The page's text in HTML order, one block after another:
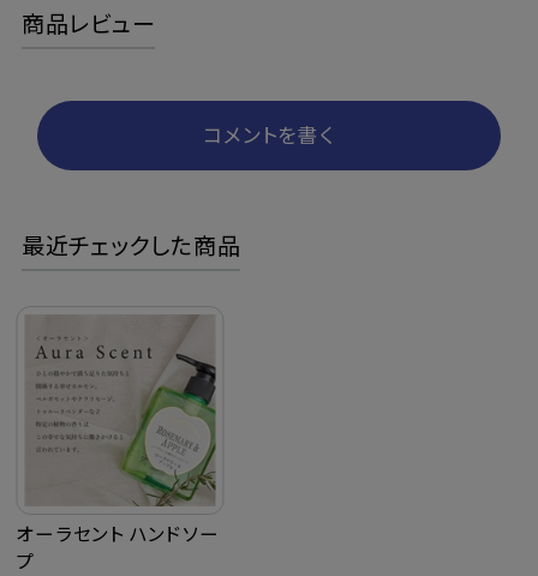
商品レビュー
コメントを書く
最近チェックした商品
オーラセント ハンドソー
プ